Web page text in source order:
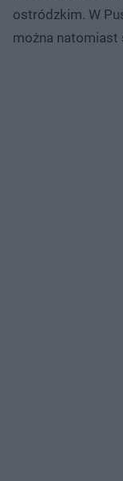
ostródzkim. W
można natomiast